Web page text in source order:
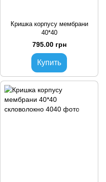
Кришка корпусу мембрани
40*40
795.00 грн
Купить